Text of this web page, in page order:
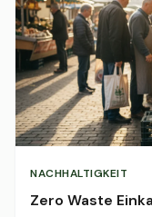
NACHHALTIGKEIT
Zero Waste